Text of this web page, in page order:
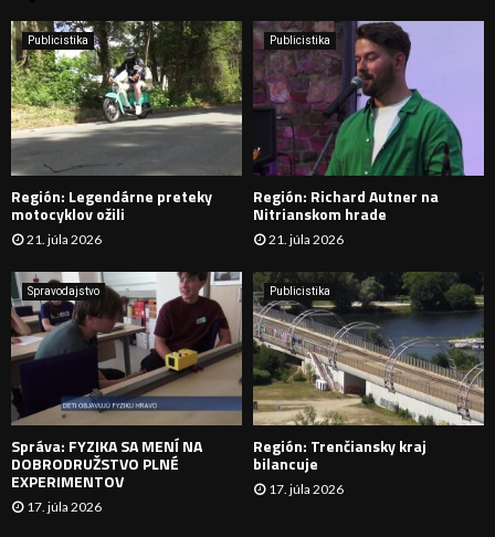
i
e
:
H
D
A
N
I
E
Publicistika
Región: Legendárne preteky
motocyklov ožili
21. júla 2026
Publicistika
Región: Richard Autner na
Nitrianskom hrade
21. júla 2026
Spravodajstvo
Správa: FYZIKA SA MENÍ NA
DOBRODRUŽSTVO PLNÉ
EXPERIMENTOV
17. júla 2026
Publicistika
Región: Trenčiansky kraj
bilancuje
17. júla 2026